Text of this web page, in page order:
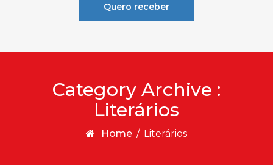
Quero receber
Category Archive :
Literários
Home / Literários